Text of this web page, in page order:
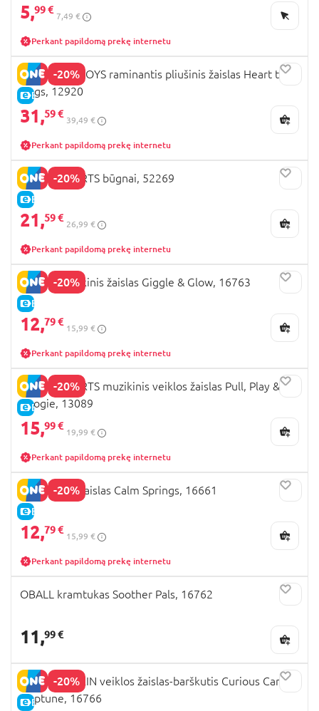
5,99 €
7,49 €
Perkant papildomą prekę internetu
-20%
E-KAINA
INGENUITY TOYS raminantis pliušinis žaislas Heart to
Hugs, 12920
31,59 €
39,49 €
Perkant papildomą prekę internetu
-20%
E-KAINA
BRIGHT STARTS būgnai, 52269
21,59 €
26,99 €
Perkant papildomą prekę internetu
-20%
E-KAINA
OBALL muzikinis žaislas Giggle & Glow, 16763
12,79 €
15,99 €
Perkant papildomą prekę internetu
-20%
E-KAINA
BRIGHT STARTS muzikinis veiklos žaislas Pull, Play &
Boogie, 13089
15,99 €
19,99 €
Perkant papildomą prekę internetu
-20%
E-KAINA
INGENUITY žaislas Calm Springs, 16661
12,79 €
15,99 €
Perkant papildomą prekę internetu
OBALL kramtukas Soother Pals, 16762
11,99 €
-20%
E-KAINA
BABY EINSTEIN veiklos žaislas-barškutis Curious Car
Neptune, 16766